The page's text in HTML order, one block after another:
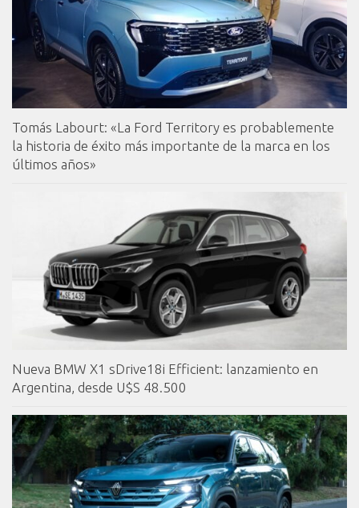
Tomás Labourt: «La Ford Territory es probablemente
la historia de éxito más importante de la marca en los
últimos años»
Nueva BMW X1 sDrive18i Efficient: lanzamiento en
Argentina, desde U$S 48.500